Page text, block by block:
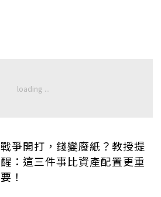
戰爭開打，錢變廢紙？教授提
醒：這三件事比資產配置更重
要！